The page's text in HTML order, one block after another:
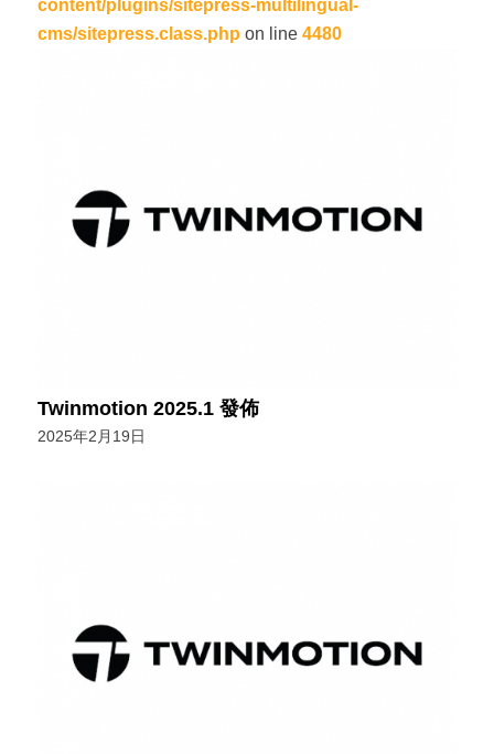
content/plugins/sitepress-multilingual-
cms/sitepress.class.php on line 4480
Twinmotion 2025.1 發佈
2025年2月19日